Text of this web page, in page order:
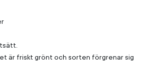
är friskt grönt och sorten förgrenar sig